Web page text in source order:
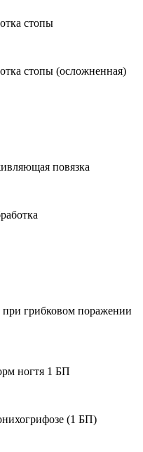
стопы
стопы (осложненная)
повязка
при грибковом поражении
ногтя 1 БП
(1 БП)